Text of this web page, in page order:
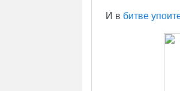
И в битве